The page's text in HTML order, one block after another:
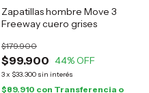
Zapatillas hombre Move 3
Freeway cuero grises
$99.900
$179.900
44% OFF
3x $33.300 sin interés
$89.910 con Transferencia o